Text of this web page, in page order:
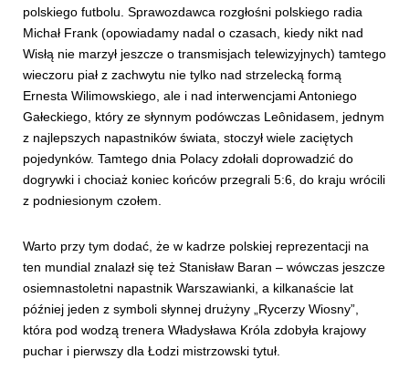
polskiego futbolu. Sprawozdawca rozgłośni polskiego radia
Michał Frank (opowiadamy nadal o czasach, kiedy nikt nad
Wisłą nie marzył jeszcze o transmisjach telewizyjnych) tamtego
wieczoru piał z zachwytu nie tylko nad strzelecką formą
Ernesta Wilimowskiego, ale i nad interwencjami Antoniego
Gałeckiego, który ze słynnym podówczas Leônidasem, jednym
z najlepszych napastników świata, stoczył wiele zaciętych
pojedynków. Tamtego dnia Polacy zdołali doprowadzić do
dogrywki i chociaż koniec końców przegrali 5:6, do kraju wrócili
z podniesionym czołem.
Warto przy tym dodać, że w kadrze polskiej reprezentacji na
ten mundial znalazł się też Stanisław Baran – wówczas jeszcze
osiemnastoletni napastnik Warszawianki, a kilkanaście lat
później jeden z symboli słynnej drużyny „Rycerzy Wiosny”,
która pod wodzą trenera Władysława Króla zdobyła krajowy
puchar i pierwszy dla Łodzi mistrzowski tytuł.